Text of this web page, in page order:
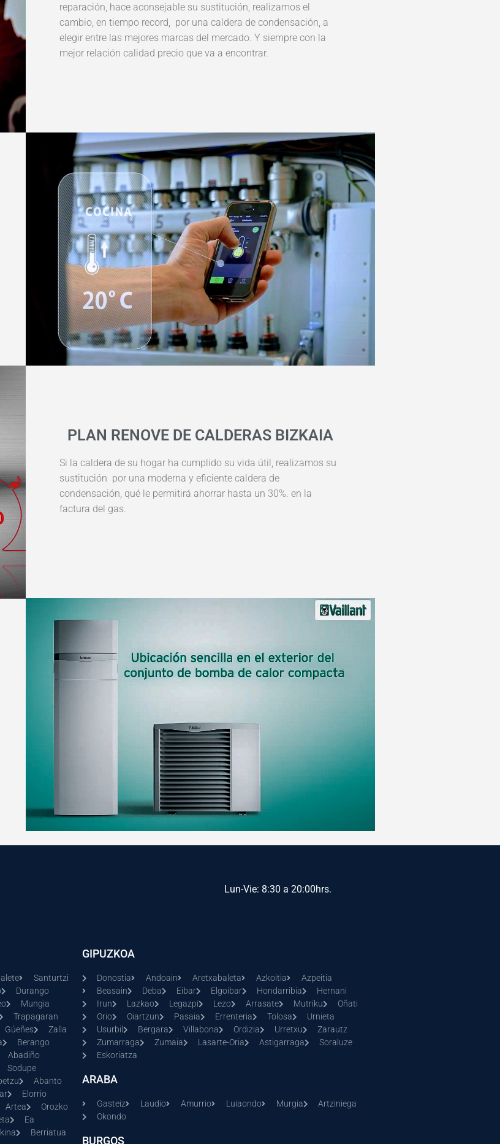
reparación, hace aconsejable su sustitución, realizamos el
cambio, en tiempo record, por una caldera de condensación, a
elegir entre las mejores marcas del mercado. Y siempre con la
mejor relación calidad precio que va a encontrar.
PLAN RENOVE DE CALDERAS BIZKAIA
Si la caldera de su hogar ha cumplido su vida útil, realizamos su
sustitución por una moderna y eficiente caldera de
condensación, qué le permitirá ahorrar hasta un 30%. en la
factura del gas.
Lun-Vie: 8:30 a 20:00hrs.
Santurtzi
Durango
Mungia
Trapagaran
Gúeñes
Zalla
Berango
Abadiño
Sodupe
Abanto
Elorrio
Artea
Orozko
Ea
Berriatua
GIPUZKOA
Donostia Andoain Aretxabaleta Azkoitia
Azpeitia
Beasain
Deba Eibar Elgoibar Hondarribia
Hernani
Irun
Lazkao Legazpi Lezo Arrasate Mutriku
Oñati
Orio
Oiartzun Pasaia Errenteria Tolosa
Urnieta
Usurbil
Bergara Villabona Ordizia Urretxu
Zarautz
Zumarraga
Zumaia Lasarte-Oria Astigarraga
Soraluze
Eskoriatza
ARABA
Gasteiz Laudio Amurrio Luiaondo Murgia
Artziniega
Okondo
BURGOS